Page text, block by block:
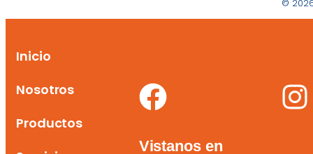
©
Inicio
Nosotros
Productos
Vistanos en